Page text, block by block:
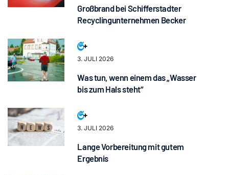
Großbrand bei Schifferstadter
Recyclingunternehmen Becker
3. JULI 2026
Was tun, wenn einem das „Wasser
bis zum Hals steht“
3. JULI 2026
Lange Vorbereitung mit gutem
Ergebnis